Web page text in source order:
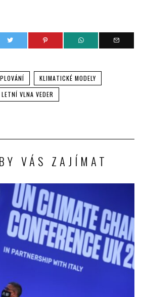
KLIMATICKÉ MODELY
LETNÍ VLNA VEDER
VÁS ZAJÍMAT